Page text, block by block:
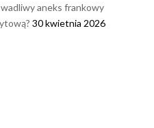
aneks frankowy
30 kwietnia 2026